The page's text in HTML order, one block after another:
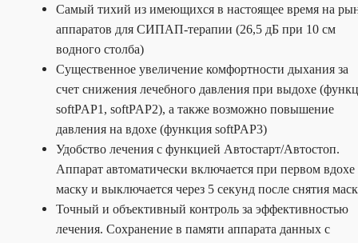
Самый тихий из имеющихся в настоящее время на
аппаратов для СИПАП-терапии (26,5 дБ при 10 см
водного столба)
Существенное увеличение комфортности дыхания за
счет снижения лечебного давления при выдохе
softPAP1, softPAP2), а также возможно повышение
давления на вдохе (функция softPAP3)
Удобство лечения с функцией Автостарт/Автостоп.
Аппарат автоматически включается при первом вдохе
маску и выключается через 5 секунд после снятия
Точный и объективный контроль за эффективностью
лечения. Сохранение в памяти аппарата данных с